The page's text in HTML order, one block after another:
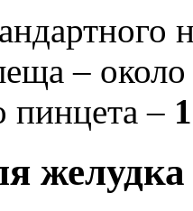
–
пинцета –